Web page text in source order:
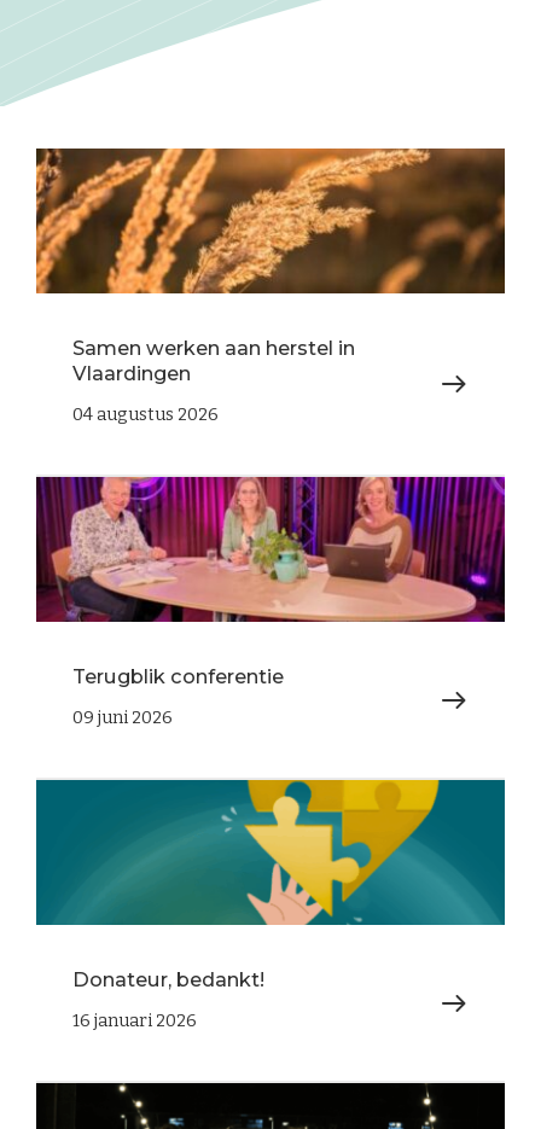
Samen werken aan herstel in
Vlaardingen
04 augustus 2026
Terugblik conferentie
09 juni 2026
Donateur, bedankt!
16 januari 2026